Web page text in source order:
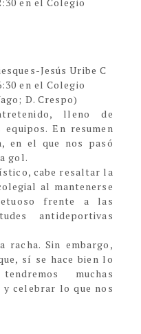
Jesús Uribe C
en el Colegio
D. Crespo)
lleno de
En resumen
en el que nos pasó
gol.
cabe resaltar la
al mantenerse
frente a las
antideportivas
racha. Sin embargo,
sí se hace bien lo
muchas
celebrar lo que nos